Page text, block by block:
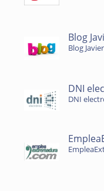
Blog
Blog
DNI
DNI